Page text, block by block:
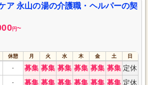
ア 永山の湯の介護職・ヘルパーの契
円~
休憩 月 火 水 木 金 土 日
- 募集 募集 募集 募集 募集 募集 定休
- 募集 募集 募集 募集 募集 募集 定休